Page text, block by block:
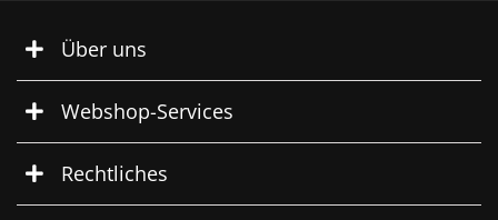
Über uns
Webshop-Services
Rechtliches